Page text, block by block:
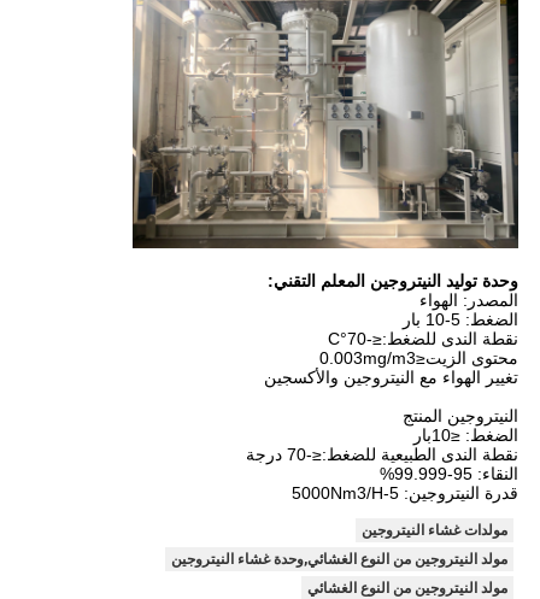
وحدة توليد النيتروجين المعلم التقني:
المصدر: الهواء
الضغط: 5-10 بار
نقطة الندى للضغط:≤-70°C
محتوى الزيت≤0.003mg/m3
تغيير الهواء مع النيتروجين والأكسجين
النيتروجين المنتج
الضغط: ≤10بار
نقطة الندى الطبيعية للضغط:≤-70 درجة
النقاء: 95-99.999%
قدرة النيتروجين: 5-5000Nm3/H
مولدات غشاء النيتروجين
مولد النيتروجين من النوع الغشائي,وحدة غشاء النيتروجين
مولد النيتروجين من النوع الغشائي